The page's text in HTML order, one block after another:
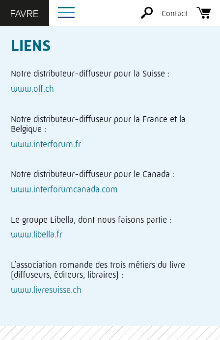
Contact
LIENS
Notre distributeur-diffuseur pour la Suisse :
www.olf.ch
Notre distributeur-diffuseur pour la France et la
Belgique :
www.interforum.fr
Notre distributeur-diffuseur pour le Canada :
www.interforumcanada.com
Le groupe Libella, dont nous faisons partie :
www.libella.fr
L’association romande des trois métiers du livre
(diffuseurs, éditeurs, libraires) :
www.livresuisse.ch